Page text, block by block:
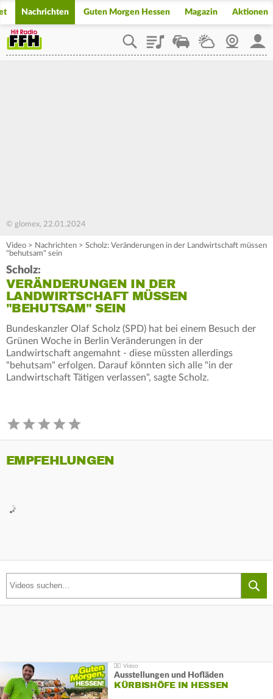
Nachrichten Guten Morgen Hessen Magazin Aktionen
PlaylistStaupilotWetterWebcam
© glomex, 22.01.2024
Video > Nachrichten > Scholz: Veränderungen in der Landwirtschaft müssen
"behutsam" sein
Scholz:
VERÄNDERUNGEN IN DER
LANDWIRTSCHAFT MÜSSEN
"BEHUTSAM" SEIN
Bundeskanzler Olaf Scholz (SPD) hat bei einem Besuch der
Grünen Woche in Berlin Veränderungen in der
Landwirtschaft angemahnt - diese müssten allerdings
"behutsam" erfolgen. Darauf könnten sich alle "in der
Landwirtschaft Tätigen verlassen", sagte Scholz.
EMPFEHLUNGEN
Ausstellungen und Hofläden
KÜRBISHÖFE IN HESSEN